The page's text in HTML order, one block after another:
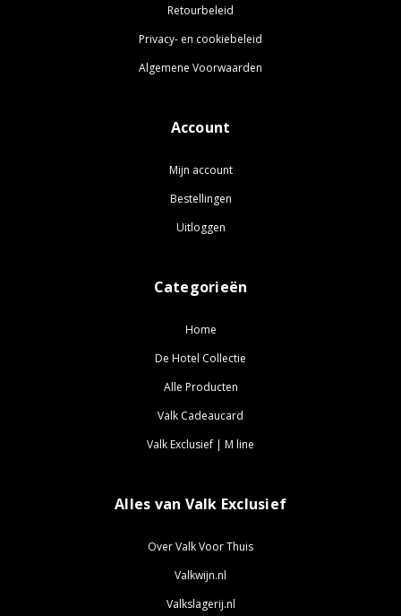
Retourbeleid
Privacy- en cookiebeleid
Algemene Voorwaarden
Account
Mijn account
Bestellingen
Uitloggen
Categorieën
Home
De Hotel Collectie
Alle Producten
Valk Cadeaucard
Valk Exclusief | M line
Alles van Valk Exclusief
Over Valk Voor Thuis
Valkwijn.nl
Valkslagerij.nl